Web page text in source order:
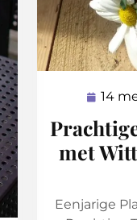
14
met
Eenjarige